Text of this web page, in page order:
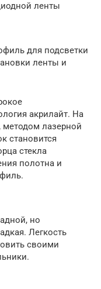
ленты
для подсветки
ленты и
акрилайт. На
методом лазерной
становится
стекла
полотна и
но
Легкость
своими